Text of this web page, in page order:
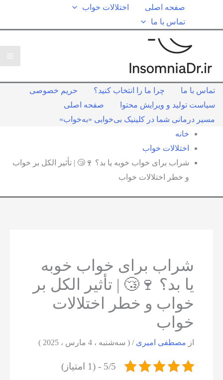
صفحه اصلی
اختلالات خواب
تماس با ما
تماس با ما چرا ما را انتخاب کنید؟
حریم خصوصی
سیاست تولید و ویرایش محتوا
صفحه اصلی
مسیر درمانی شما در کلینیک بی‌خوابی «به‌خواب»
خانه
اختلالات خواب
شراب برای خواب خوبه یا بد؟ 🍷😴 | تأثیر الکل بر خواب
و خطر اختلالات خواب
شراب برای خواب خوبه
یا بد؟ 🍷😴 | تأثیر الکل بر
خواب و خطر اختلالات
خواب
از مصطفی امیری/( سه‌شنبه ، 4 مارس ، 2025 )
5/5 - (1 امتیاز)